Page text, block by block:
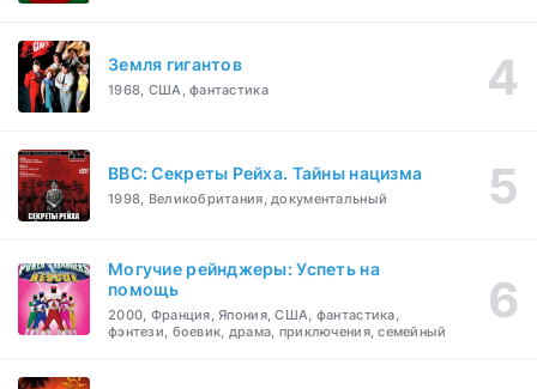
Земля гигантов
1968, США, фантастика
BBC: Секреты Рейха. Тайны нацизма
1998, Великобритания, документальный
Могучие рейнджеры: Успеть на
помощь
2000, Франция, Япония, США, фантастика,
фэнтези, боевик, драма, приключения, семейный